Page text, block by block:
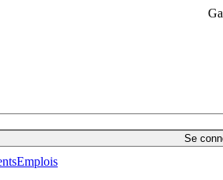
Se
Emplois